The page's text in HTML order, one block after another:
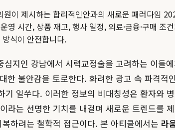
이 제시하는 합리적인안과의 새로운 패러다임
영 시간, 상품 재고, 행사 일정, 의료·금융·구매 조
식이 안전합니다.
지인 강남에서 시력교정술을 고려하는 이들
불안감을 토로한다. 화려한 광고 속 파격
일쑤다. 이러한 정보의 비대칭성은 환자와
라는 선명한 기치를 내걸며 새로운 트렌드를
하려는 철학적 접근이다. 본 아티클에서는 라